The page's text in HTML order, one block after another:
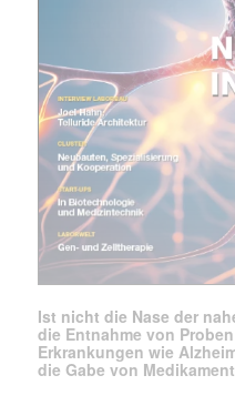
Mail
(erforderlich)
Ist nicht die Nase der
die Entnahme von
Erkrankungen wie
die Gabe von